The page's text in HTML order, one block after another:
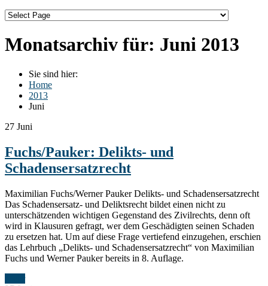
Monatsarchiv für: Juni 2013
Sie sind hier:
Home
2013
Juni
27 Juni
Fuchs/Pauker: Delikts- und
Schadensersatzrecht
Maximilian Fuchs/Werner Pauker Delikts- und Schadensersatzrecht
Das Schadensersatz- und Deliktsrecht bildet einen nicht zu
unterschätzenden wichtigen Gegenstand des Zivilrechts, denn oft
wird in Klausuren gefragt, wer dem Geschädigten seinen Schaden
zu ersetzen hat. Um auf diese Frage vertiefend einzugehen, erschien
das Lehrbuch „Delikts- und Schadensersatzrecht“ von Maximilian
Fuchs und Werner Pauker bereits in 8. Auflage.